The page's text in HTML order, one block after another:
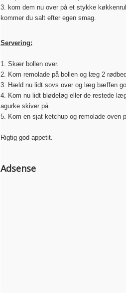
3. kom dem nu over på et stykke
kommer du salt efter egen smag.
Servering:
1. Skær bollen over.
2. Kom remolade på bollen og læg 2
3. Hæld nu lidt sovs over og læg bæffen
4. Kom nu lidt blødeløg eller de restede
agurke skiver på
5. Kom en sjat ketchup og remolade oven
Rigtig god appetit.
Adsense